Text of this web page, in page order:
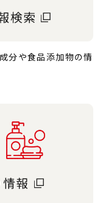
分や食品添加物の情